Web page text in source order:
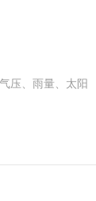
压、雨量、太阳